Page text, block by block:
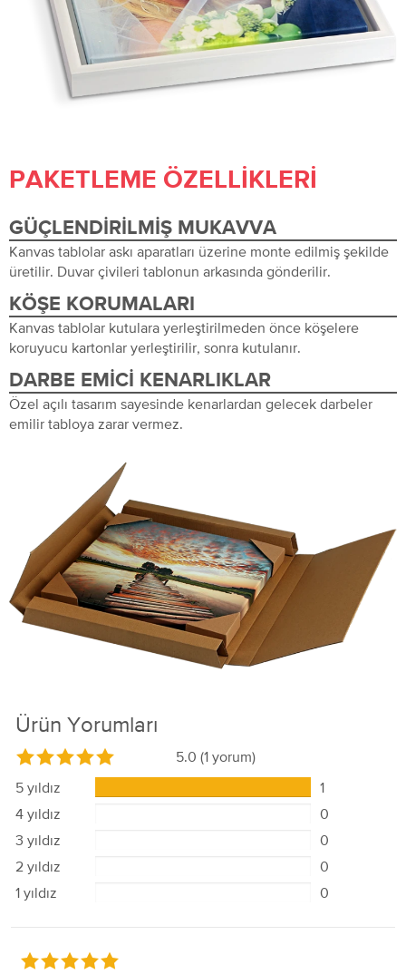
PAKETLEME ÖZELLIKLERI
GÜÇLENDIRILMIŞ MUKAVVA
Kanvas tablolar askı aparatları üzerine monte edilmiş şekilde
üretilir. Duvar çivileri tablonun arkasında gönderilir.
KÖŞE KORUMALARI
Kanvas tablolar kutulara yerleştirilmeden önce köşelere
koruyucu kartonlar yerleştirilir, sonra kutulanır.
DARBE EMICI KENARLIKLAR
Özel açılı tasarım sayesinde kenarlardan gelecek darbeler
emilir tabloya zarar vermez.
Ürün Yorumları
5.0 (1 yorum)
5 yıldız
1
4 yıldız
0
3 yıldız
0
2 yıldız
0
1 yıldız
0